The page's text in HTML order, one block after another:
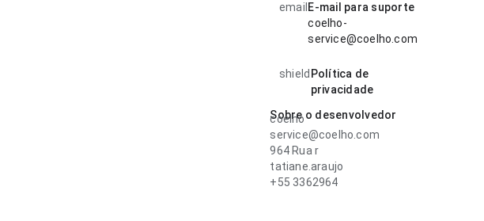
email E-mail para suporte
coelho-
service@coelho.com
shield Política de
privacidade
Sobre o desenvolvedor
coelho
service@coelho.com
964 Rua r
tatiane.araujo
+55 3362964